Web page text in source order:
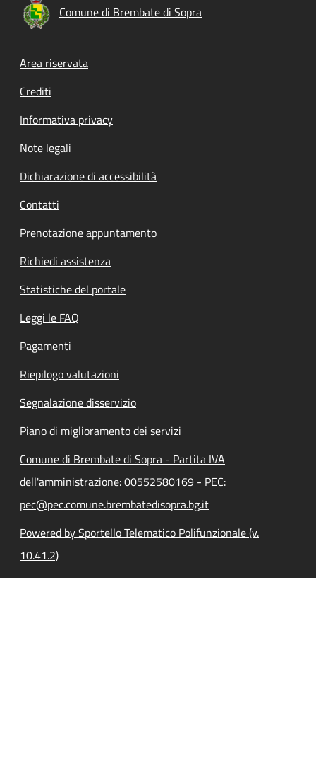
Comune di Brembate di Sopra
Footer menu
Area riservata
Crediti
Informativa privacy
Note legali
Dichiarazione di accessibilità
Contatti
Prenotazione appuntamento
Richiedi assistenza
Statistiche del portale
Leggi le FAQ
Pagamenti
Riepilogo valutazioni
Segnalazione disservizio
Piano di miglioramento dei servizi
Comune di Brembate di Sopra - Partita IVA
dell'amministrazione: 00552580169 - PEC:
pec@pec.comune.brembatedisopra.bg.it
Powered by Sportello Telematico Polifunzionale (v.
10.41.2)